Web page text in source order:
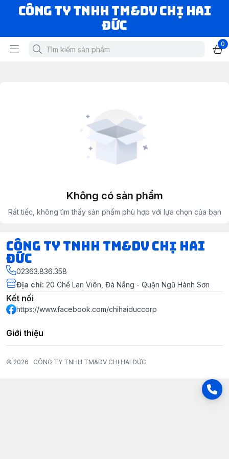
CÔNG TY TNHH TM&DV CHỊ HAI
ĐỨC
0
Không có sản phẩm
Rất tiếc, không tìm thấy sản phẩm phù hợp với lựa chọn của bạn
CÔNG TY TNHH TM&DV CHỊ HAI
ĐỨC
02363.836.358
Địa chỉ: 20 Chế Lan Viên, Đà Nẵng - Quận Ngũ Hành Sơn
Kết nối
https://www.facebook.com/chihaiduccorp
Giới thiệu
© 2026 CÔNG TY TNHH TM&DV CHỊ HAI ĐỨC